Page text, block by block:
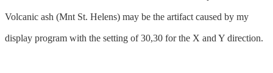
Volcanic ash (Mnt St. Helens) may be the artifact caused by my
display program with the setting of 30,30 for the X and Y direction.